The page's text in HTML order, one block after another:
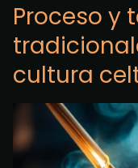
Proceso y
cultura